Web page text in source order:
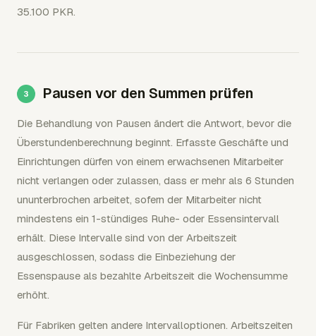
35.100 PKR.
Pausen vor den Summen prüfen
Die Behandlung von Pausen ändert die Antwort, bevor die
Überstundenberechnung beginnt. Erfasste Geschäfte und
Einrichtungen dürfen von einem erwachsenen Mitarbeiter
nicht verlangen oder zulassen, dass er mehr als 6 Stunden
ununterbrochen arbeitet, sofern der Mitarbeiter nicht
mindestens ein 1-stündiges Ruhe- oder Essensintervall
erhält. Diese Intervalle sind von der Arbeitszeit
ausgeschlossen, sodass die Einbeziehung der
Essenspause als bezahlte Arbeitszeit die Wochensumme
erhöht.
Für Fabriken gelten andere Intervalloptionen. Arbeitszeiten